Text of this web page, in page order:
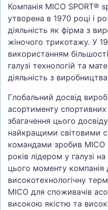
Компанія MICO SPORT®
утворена в 1970 році і
діяльність як фірма з
жіночого трикотажу. У
використанням
галузі технологій та
діяльність з
Глобальний досвід
асортименту
збагачення цього
найкращими світовими
командами зробив MICO
років лідером у галузі
цього моменту компанія
високотехнологічну
MICO для споживачів
високою якістю та